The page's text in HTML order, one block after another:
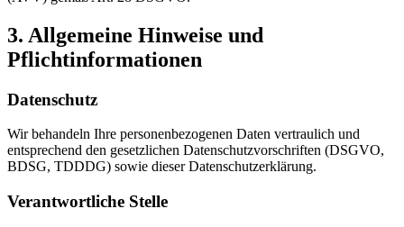
3. Allgemeine Hinweise und
Pflichtinformationen
Datenschutz
Wir behandeln Ihre personenbezogenen Daten vertraulich und
entsprechend den gesetzlichen Datenschutzvorschriften (DSGVO,
BDSG, TDDDG) sowie dieser Datenschutzerklärung.
Verantwortliche Stelle